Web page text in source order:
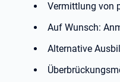
Vermittlung von
Auf Wunsch:
Alternative